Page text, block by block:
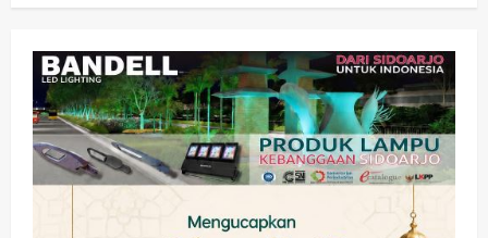
4
Pemkab Sidoarjo & Muhammadiyah
Sinergi Permudah Perizinan, Wakaf,
hingga Hibah
wartanusa 4 Agustus 2026
Keagamaan Pemerintahan
Hadir di Pengajian Qurrota A’yun,
Wabup Sidoarjo Minta Doa Jamaah
Agar Tetap Amanah Memimpin